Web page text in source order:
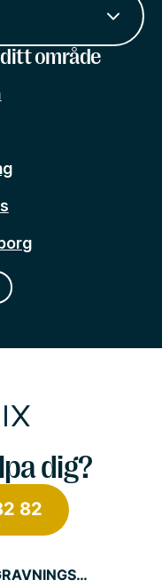
område
dig?
82
BEGRAVNINGSTJÄNSTER